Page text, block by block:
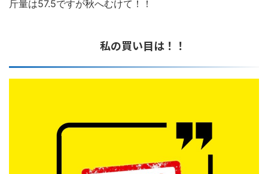
斤量は57.5ですが秋へむけて！！
私の買い目は！！